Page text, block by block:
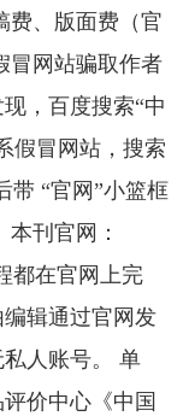
、版面费（官
冒网站骗取作者
，百度搜索“中
假冒网站，搜索
带 “官网”小篮框
刊官网：
都在官网上完
辑通过官网发
人账号。 单
价中心《中国